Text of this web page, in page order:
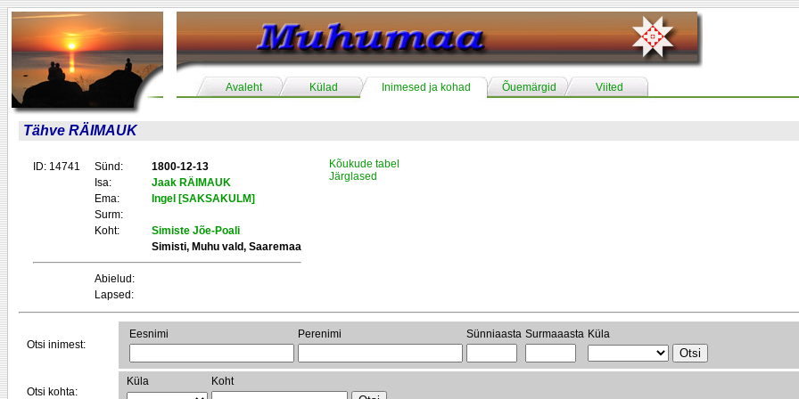
Avaleht Külad Inimesed ja kohad Õuemärgid Viited
Tähve RÄIMAUK
ID: 14741 Sünd:
1800-12-13
Isa:
Jaak RÄIMAUK
Ema:
Ingel [SAKSAKULM]
Surm:
Koht:
Simiste Jõe-Poali
Simisti, Muhu vald, Saaremaa
Abielud:
Lapsed:
Kõukude tabel
Järglased
Otsi inimest:
Eesnimi Perenimi Sünniaasta Surmaaasta Küla
Otsi kohta:
Küla Koht